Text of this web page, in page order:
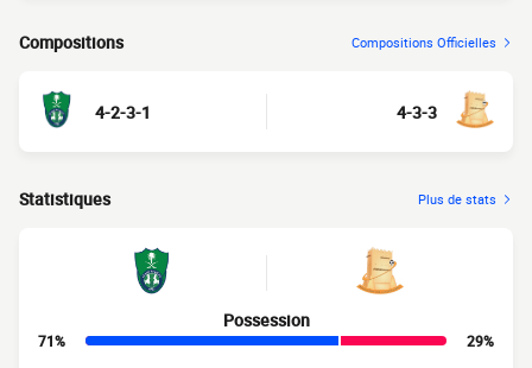
Compositions Compositions Officielles
4-2-3-1 4-3-3
Statistiques Plus de stats
Possession
71%
29%